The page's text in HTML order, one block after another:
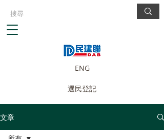
ENG
選民登記
文章